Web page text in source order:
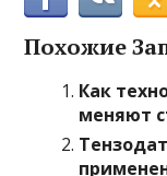
Похожие
Как
меняют